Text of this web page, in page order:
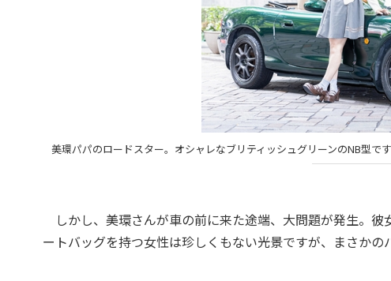
美環パパのロードスター。オシャレなブリティッシュグリーンのNB型
しかし、美環さんが車の前に来た途端、大問題が発生。
ートバッグを持つ女性は珍しくもない光景ですが、まさかの